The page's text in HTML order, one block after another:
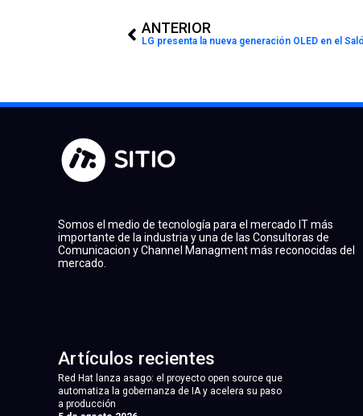
ANTERIOR
LG presenta la nueva generación OLED en el
Somos el medio de tecnología para el mercado IT más
importante de la industria y una de las Consultoras de
Comunicacion y Channel Managment más reconocidas del
mercado.
Artículos recientes
Red Hat lanza asago: el proyecto open source que
automatiza la gobernanza de IA y acelera su paso
a producción